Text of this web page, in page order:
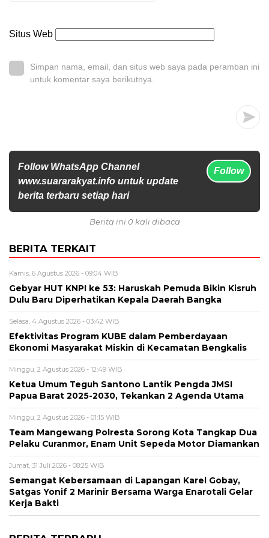
Situs Web
Simpan nama, email, dan situs web saya pada peramban ini
untuk komentar saya berikutnya.
Follow WhatsApp Channel
www.suararakyat.info untuk update
berita terbaru setiap hari
Follow
Berita ini 0 kali dibaca
BERITA TERKAIT
Kamis, 6 Agustus 2026 - 09:04 WIB
Gebyar HUT KNPI ke 53: Haruskah Pemuda Bikin Kisruh
Dulu Baru Diperhatikan Kepala Daerah Bangka
Selasa, 4 Agustus 2026 - 03:42 WIB
Efektivitas Program KUBE dalam Pemberdayaan
Ekonomi Masyarakat Miskin di Kecamatan Bengkalis
Minggu, 2 Agustus 2026 - 12:49 WIB
Ketua Umum Teguh Santono Lantik Pengda JMSI
Papua Barat 2025-2030, Tekankan 2 Agenda Utama
Minggu, 2 Agustus 2026 - 01:15 WIB
Team Mangewang Polresta Sorong Kota Tangkap Dua
Pelaku Curanmor, Enam Unit Sepeda Motor Diamankan
Jumat, 31 Juli 2026 - 08:25 WIB
Semangat Kebersamaan di Lapangan Karel Gobay,
Satgas Yonif 2 Marinir Bersama Warga Enarotali Gelar
Kerja Bakti